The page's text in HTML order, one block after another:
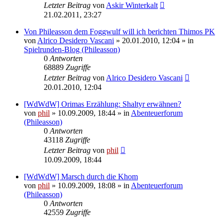
Letzter Beitrag von Askir Winterkalt
21.02.2011, 23:27
Von Phileasson dem Foggwulf will ich berichten Thimos PK
von Alrico Desidero Vascani » 20.01.2010, 12:04 » in
Spielrunden-Blog (Phileasson)
0 Antworten
68889 Zugriffe
Letzter Beitrag von Alrico Desidero Vascani
20.01.2010, 12:04
[WdWdW] Orimas Erzählung: Shaltyr erwähnen?
von phil » 10.09.2009, 18:44 » in Abenteuerforum
(Phileasson)
0 Antworten
43118 Zugriffe
Letzter Beitrag von phil
10.09.2009, 18:44
[WdWdW] Marsch durch die Khom
von phil » 10.09.2009, 18:08 » in Abenteuerforum
(Phileasson)
0 Antworten
42559 Zugriffe